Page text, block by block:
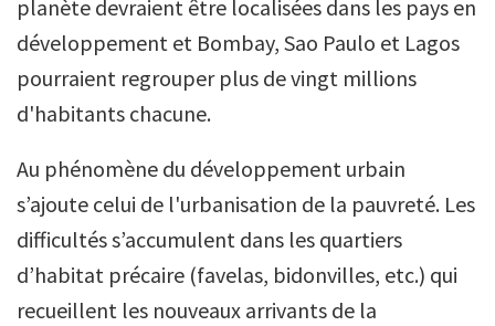
planète devraient être localisées dans les pays en
développement et Bombay, Sao Paulo et Lagos
pourraient regrouper plus de vingt millions
d'habitants chacune.
Au phénomène du développement urbain
s’ajoute celui de l'urbanisation de la pauvreté. Les
difficultés s’accumulent dans les quartiers
d’habitat précaire (favelas, bidonvilles, etc.) qui
recueillent les nouveaux arrivants de la